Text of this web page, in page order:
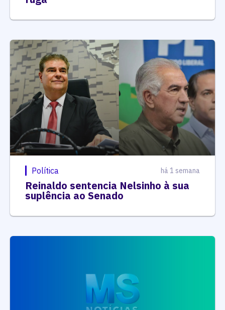
Política há 1 semana
Reinaldo sentencia Nelsinho à sua
suplência ao Senado